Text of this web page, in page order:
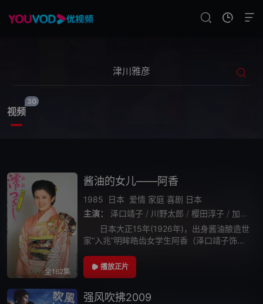
视频
30
全162集
酱油的女儿——阿香
1985 日本 爱情 家庭 喜剧 日本
主演：
泽口靖子 / 川野太郎 / 樱田淳子 / 加贺まりこ
日本大正15年(1926年)，出身酱油酿造世
家“入兆”明眸皓齿女学生阿香（泽口靖子饰
令人称羡金童玉女不久便坠入情网。 但当
时酱油酿造业与渔夫之间长久以来一
播放正片
强风吹拂2009